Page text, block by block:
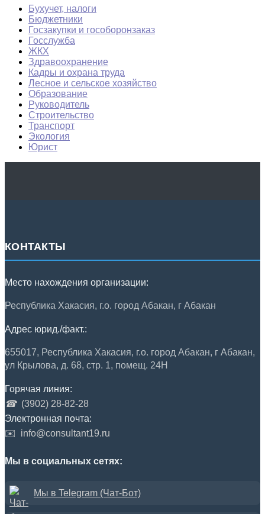
Бухучет, налоги
Бюджетники
Госзакупки и гособоронзаказ
Госслужба
ЖКХ
Здравоохранение
Кадры и охрана труда
Лесное и сельское хозяйство
Образование
Руководитель
Строительство
Транспорт
Экология
Юрист
КОНТАКТЫ
Место нахождения организации:
Республика Хакасия, г.о. город Абакан, г Абакан
Адрес юрид./факт.:
655017, Республика Хакасия, г.о. город Абакан, г Абакан,
ул Крылова, д. 68, стр. 1, помещ. 24Н
Горячая линия:
☎ (3902) 28-82-28
Электронная почта:
✉️
info@consultant19.ru
Мы в социальных сетях:
Мы в Telegram (Чат-Бот)